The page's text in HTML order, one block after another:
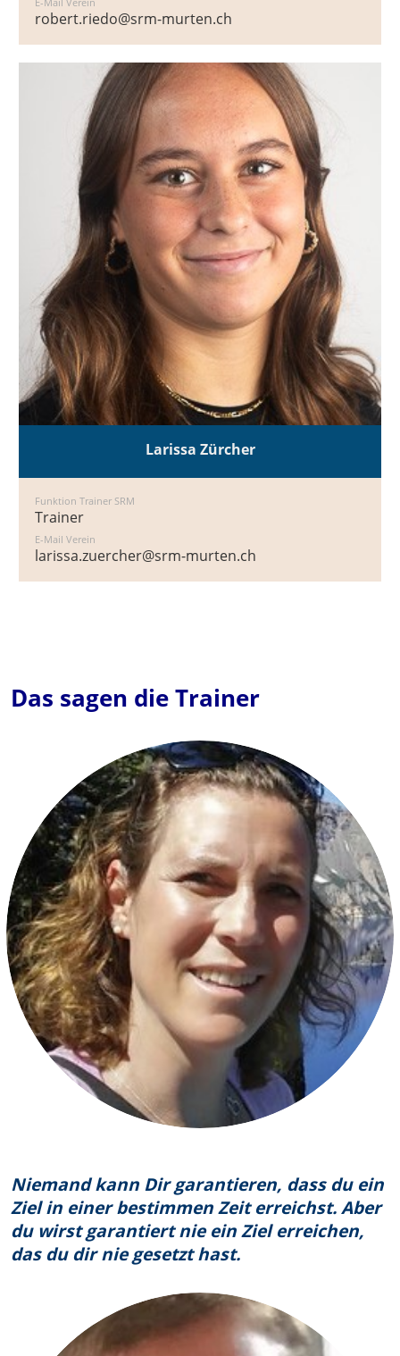
robert.riedo@srm-murten.ch
Larissa Zürcher
Funktion Trainer SRM
Trainer
E-Mail Verein
larissa.zuercher@srm-murten.ch
Das sagen die Trainer
Niemand kann Dir garantieren, dass du ein
Ziel in einer bestimmen Zeit erreichst. Aber
du wirst garantiert nie ein Ziel erreichen,
das du dir nie gesetzt hast.